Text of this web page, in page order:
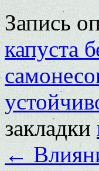
Запись
капуста
закладки
←